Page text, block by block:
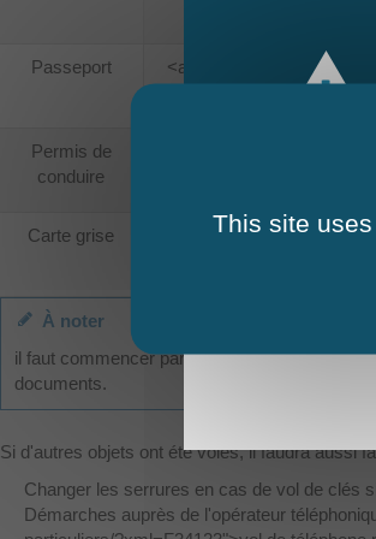
Passeport
<a href="https://
Permis de
conduire
<a href="https://
Carte grise
<a href="https://
À noter
il faut commencer par remplacer votre carte
documents.
Si d'autres objets ont été volés, il faudra aussi
Changer les serrures en cas de vol de clés
Démarches auprès de l'opérateur
This site